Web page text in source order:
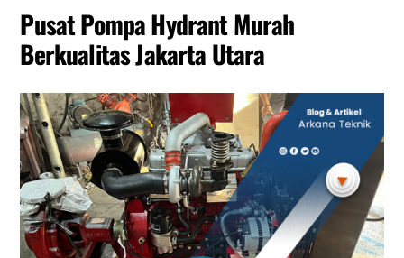
Pusat Pompa Hydrant Murah
Berkualitas Jakarta Utara